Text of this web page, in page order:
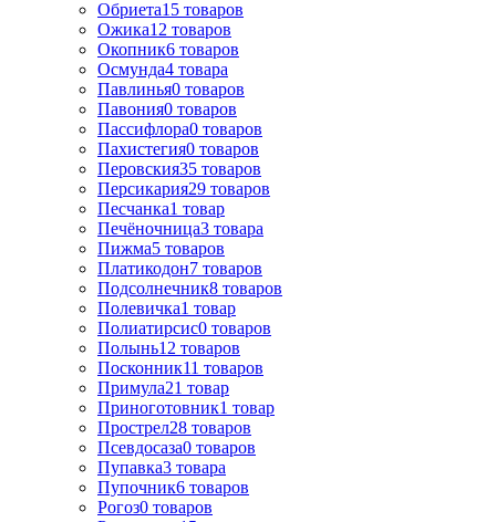
Обриета15 товаров
Ожика12 товаров
Окопник6 товаров
Осмунда4 товара
Павлинья0 товаров
Павония0 товаров
Пассифлора0 товаров
Пахистегия0 товаров
Перовския35 товаров
Персикария29 товаров
Песчанка1 товар
Печёночница3 товара
Пижма5 товаров
Платикодон7 товаров
Подсолнечник8 товаров
Полевичка1 товар
Полиатирсис0 товаров
Полынь12 товаров
Посконник11 товаров
Примула21 товар
Приноготовник1 товар
Прострел28 товаров
Псевдосаза0 товаров
Пупавка3 товара
Пупочник6 товаров
Рогоз0 товаров